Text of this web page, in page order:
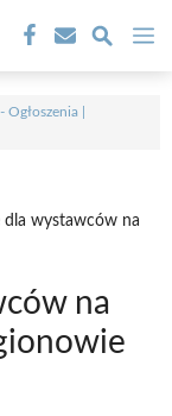
|
dla wystawców na
na